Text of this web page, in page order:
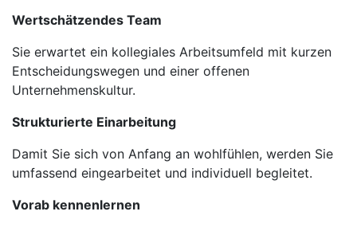
Wertschätzendes Team
Sie erwartet ein kollegiales Arbeitsumfeld mit kurzen
Entscheidungswegen und einer offenen
Unternehmenskultur.
Strukturierte Einarbeitung
Damit Sie sich von Anfang an wohlfühlen, werden Sie
umfassend eingearbeitet und individuell begleitet.
Vorab kennenlernen